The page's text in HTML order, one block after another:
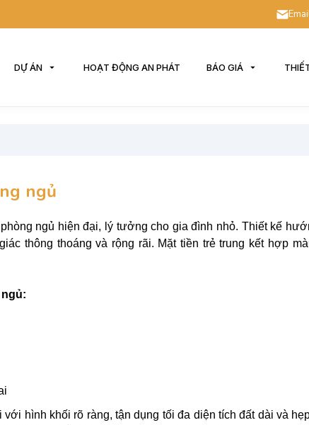
DỰ ÁN HOẠT ĐỘNG AN PHÁT BÁO GIÁ
ngủ
ngủ hiện đại, lý tưởng cho gia đình nhỏ. Thiết kế
thông thoáng và rộng rãi. Mặt tiền trẻ trung kết hợp
hình khối rõ ràng, tận dụng tối đa diện tích đất dài và